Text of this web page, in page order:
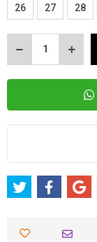
26 27 28